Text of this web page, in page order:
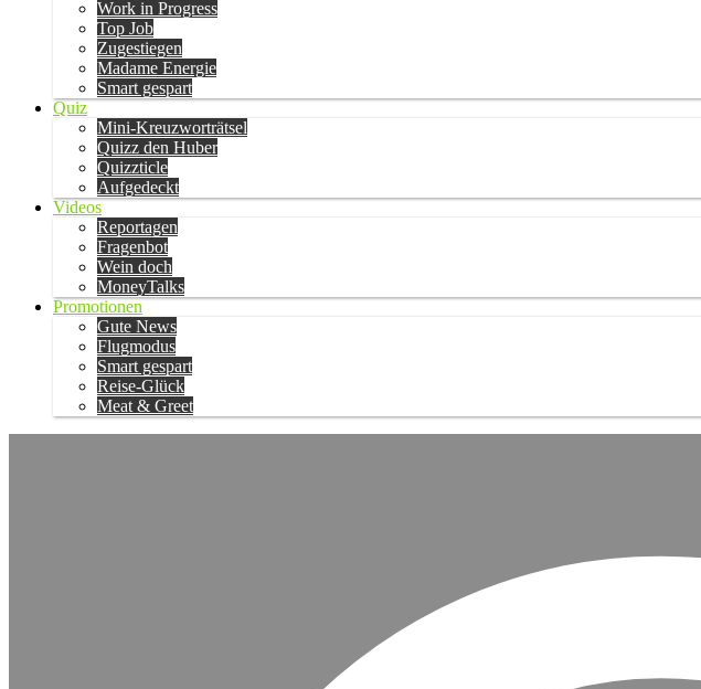
Work in Progress
Top Job
Zugestiegen
Madame Energie
Smart gespart
Quiz
Mini-Kreuzworträtsel
Quizz den Huber
Quizzticle
Aufgedeckt
Videos
Reportagen
Fragenbot
Wein doch
MoneyTalks
Promotionen
Gute News
Flugmodus
Smart gespart
Reise-Glück
Meat & Greet